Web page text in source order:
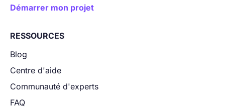
Démarrer mon projet
RESSOURCES
Blog
Centre d'aide
Communauté d'experts
FAQ